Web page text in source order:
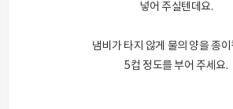
넣어 주실텐데요.
냄비가 타지 않게 물의 양을 종
5컵 정도를 부어 주세요.